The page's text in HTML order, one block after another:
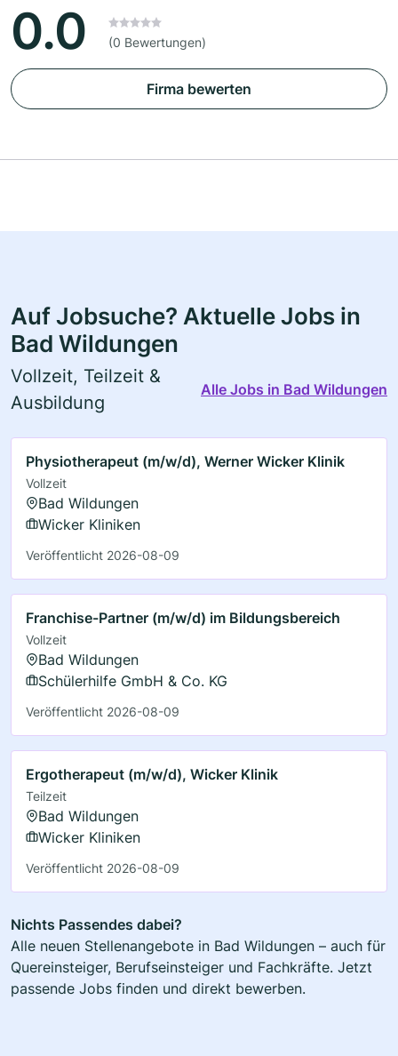
0.0 (0 Bewertungen)
Firma bewerten
Auf Jobsuche? Aktuelle Jobs in
Bad Wildungen
Vollzeit, Teilzeit &
Ausbildung
Alle Jobs in Bad Wildungen
Physiotherapeut (m/w/d), Werner Wicker Klinik
Vollzeit
Bad Wildungen
Wicker Kliniken
Veröffentlicht 2026-08-09
Franchise-Partner (m/w/d) im Bildungsbereich
Vollzeit
Bad Wildungen
Schülerhilfe GmbH & Co. KG
Veröffentlicht 2026-08-09
Ergotherapeut (m/w/d), Wicker Klinik
Teilzeit
Bad Wildungen
Wicker Kliniken
Veröffentlicht 2026-08-09
Nichts Passendes dabei?
Alle neuen Stellenangebote in Bad Wildungen – auch für
Quereinsteiger, Berufseinsteiger und Fachkräfte. Jetzt
passende Jobs finden und direkt bewerben.